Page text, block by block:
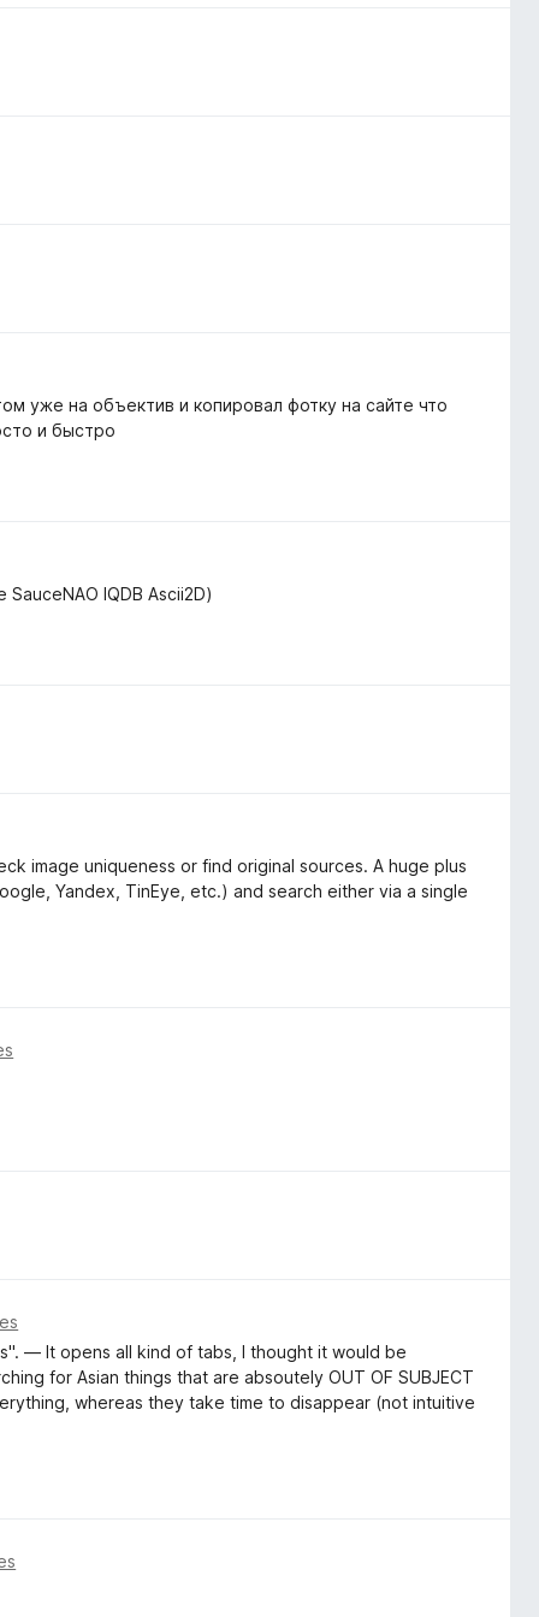
уже на объектив и копировал фотку на сайте что
и быстро
IQDB Ascii2D)
image uniqueness or find original sources. A huge plus
Yandex, TinEye, etc.) and search either via a single
— It opens all kind of tabs, I thought it would be
for Asian things that are absoutely OUT OF SUBJECT
whereas they take time to disappear (not intuitive